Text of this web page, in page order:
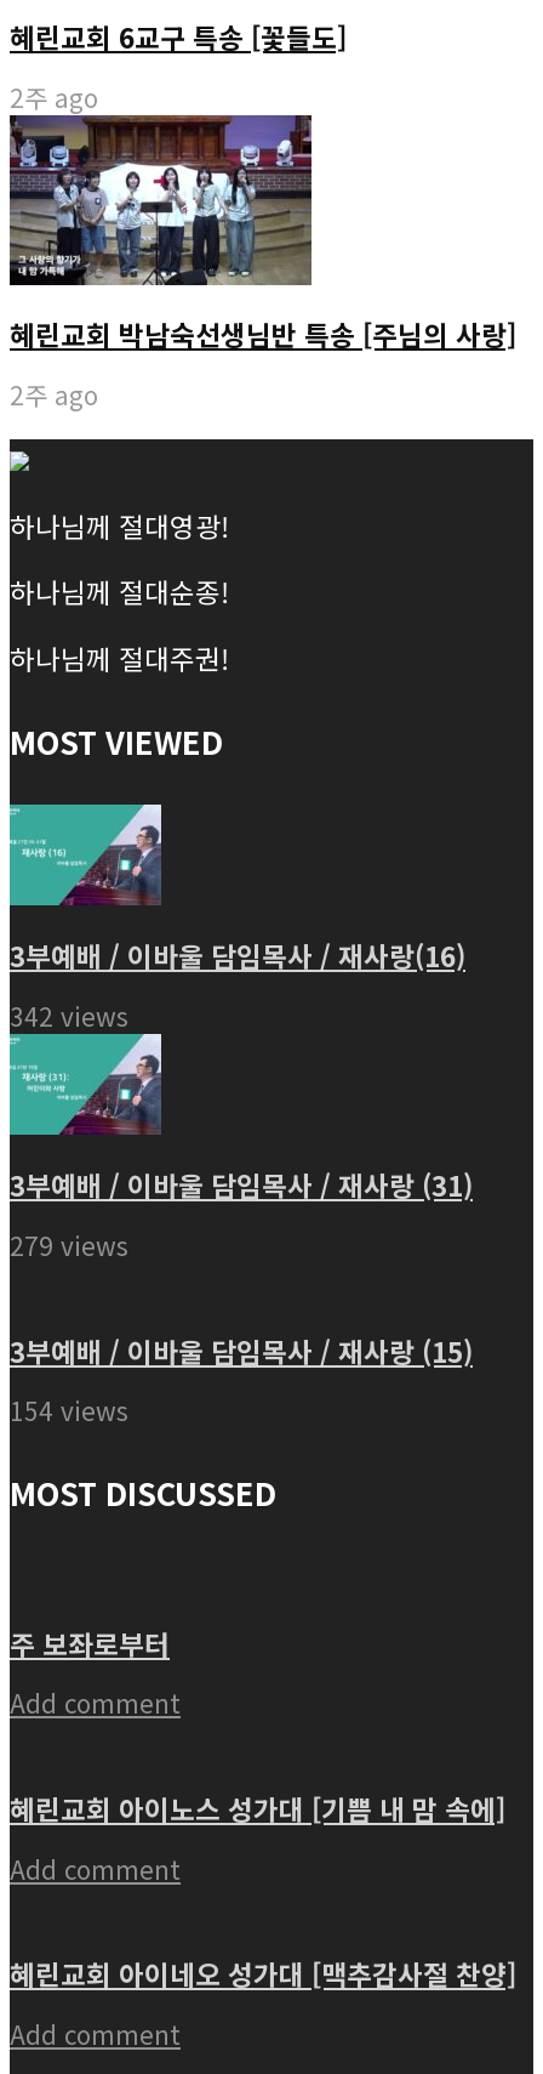
혜린교회 6교구 특송 [꽃들도]
2주 ago
혜린교회 박남숙선생님반 특송 [주님의 사랑]
2주 ago
하나님께 절대영광!
하나님께 절대순종!
하나님께 절대주권!
MOST VIEWED
3부예배 / 이바울 담임목사 / 재사랑(16)
342 views
3부예배 / 이바울 담임목사 / 재사랑 (31)
279 views
3부예배 / 이바울 담임목사 / 재사랑 (15)
154 views
MOST DISCUSSED
주 보좌로부터
Add comment
혜린교회 아이노스 성가대 [기쁨 내 맘 속에]
Add comment
혜린교회 아이네오 성가대 [맥추감사절 찬양]
Add comment